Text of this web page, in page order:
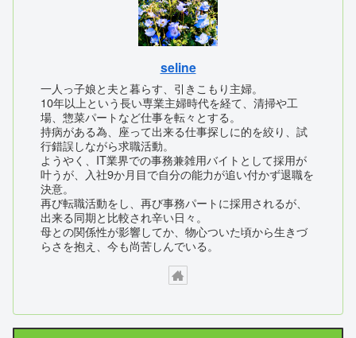
seline
一人っ子娘と夫と暮らす、引きこもり主婦。
10年以上という長い専業主婦時代を経て、清掃や工
場、惣菜パートなど仕事を転々とする。
持病がある為、座って出来る仕事探しに的を絞り、試
行錯誤しながら求職活動。
ようやく、IT業界での事務兼雑用バイトとして採用が
叶うが、入社9か月目で自分の能力が追い付かず退職を
決意。
再び転職活動をし、再び事務パートに採用されるが、
出来る同期と比較され辛い日々。
母との関係性が影響してか、物心ついた頃から生きづ
らさを抱え、今も尚苦しんでいる。